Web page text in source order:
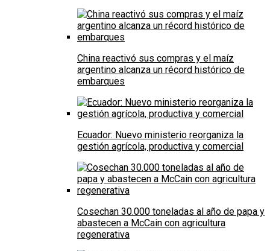
China reactivó sus compras y el maíz
argentino alcanza un récord histórico de
embarques
Ecuador: Nuevo ministerio reorganiza la
gestión agrícola, productiva y comercial
Cosechan 30.000 toneladas al año de papa y
abastecen a McCain con agricultura
regenerativa